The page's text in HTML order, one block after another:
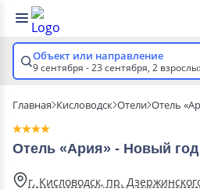
Объект или направление
9 сентября - 23 сентября, 2
Главная Кисловодск Отели Отель
Отель «Ария» - Новый год
г. Кисловодск, пр.